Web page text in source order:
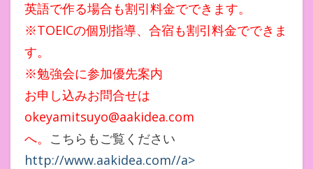
英語で作る場合も割引料金でできます。
※TOEICの個別指導、合宿も割引料金でできま
す。
※勉強会に参加優先案内
お申し込みお問合せは
okeyamitsuyo@aakidea.com
へ。 こちらもご覧ください
http://www.aakidea.com//a>